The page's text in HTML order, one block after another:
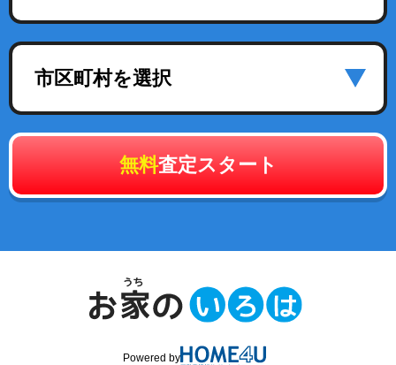
市区町村を選択
無料査定スタート
Powered by